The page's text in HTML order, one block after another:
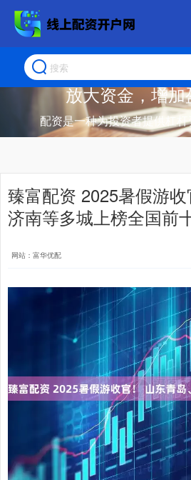
放大资金，增
配资是一种为投资者提供杠
臻富配资 2025暑假游收
济南等多城上榜全国前
网站：富华优配